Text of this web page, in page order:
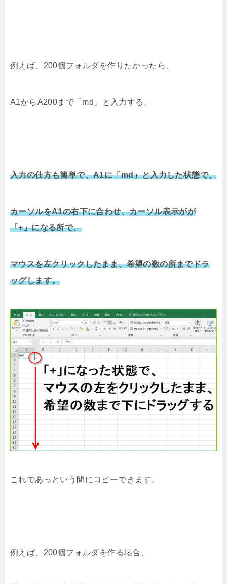
例えば、200個フォルダを作りたかったら、
A1からA200まで「md」と入力する。
入力の仕方も簡単で、A1に「md」と入力した状態で、
カーソルをA1の右下に合わせ、カーソル表示がが
「+」になる所で、
マウスを左クリックしたまま、希望の数の所までドラ
ッグします。
これであっという間にコピーできます。
例えば、200個フォルダを作る場合、